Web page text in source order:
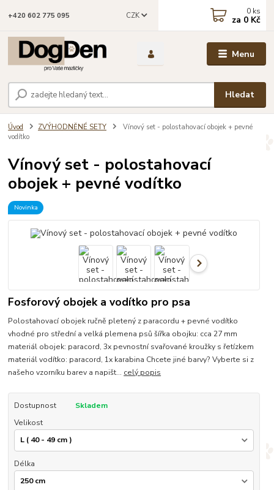
Menu
CZK
Hledat
+420 602 775 095 0 ks
za 0 Kč
Úvod ZVÝHODNĚNÉ SETY
Vínový set - polostahovací obojek + pevné
vodítko
Vínový set - polostahovací
obojek + pevné vodítko
Novinka
Fosforový obojek a vodítko pro psa
Polostahovací obojek ručně pletený z paracordu + pevné vodítko
vhodné pro střední a velká plemena psů šířka obojku: cca 27 mm
materiál obojek: paracord, 3x pevnostní svařované kroužky s řetízkem
materiál vodítko: paracord, 1x karabina Chcete jiné barvy? Vyberte si z
našeho vzorníku barev a napišt... celý popis
Dostupnost
Skladem
Velikost
Délka